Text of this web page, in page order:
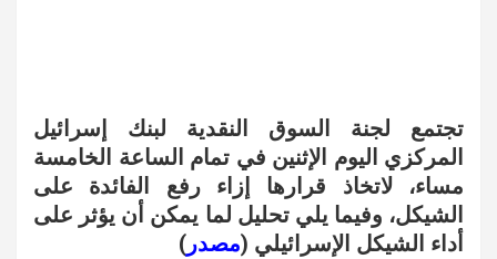
تجتمع لجنة السوق النقدية لبنك إسرائيل
المركزي اليوم الإثنين في تمام الساعة الخامسة
مساء، لاتخاذ قرارها إزاء رفع الفائدة على
الشيكل، وفيما يلي تحليل لما يمكن أن يؤثر على
أداء الشيكل الإسرائيلي (مصدر )